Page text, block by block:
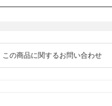
この商品に関するお問い合わせ